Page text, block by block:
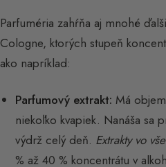
Parfuméria zahŕňa aj mnohé
Cologne, ktorých stupeň
ako napríklad:
Parfumový extrakt: Má
niekoľko kvapiek. Nanáša sa
výdrž celý deň. Extrakty vo
% až 40 % koncentrátu v